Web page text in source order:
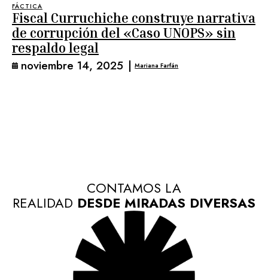
FÁCTICA
Fiscal Curruchiche construye narrativa
de corrupción del «Caso UNOPS» sin
respaldo legal
noviembre 14, 2025 | Mariana Farfán
CONTAMOS LA
REALIDAD DESDE MIRADAS DIVERSAS